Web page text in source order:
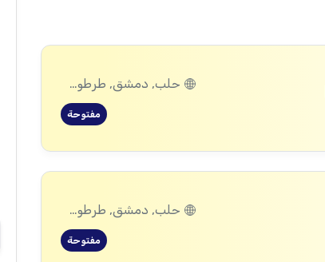
حلب, دمشق, طرطوس, ريف دمشق, ديرالزور, درعا, السويداء, إدلب, القنيطرة, اللاذقية, الرقة, حمص, الحسكة, حماة
مفتوحة
حلب, دمشق, طرطوس, ريف دمشق, ديرالزور, درعا, السويداء, إدلب, القنيطرة, اللاذقية, الرقة, حمص, الحسكة, حماة
مفتوحة